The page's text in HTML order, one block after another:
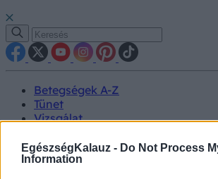
EgészségKalauz - Do Not Process
Information
Betegségek A-Z
Tünet
Vizsgálat
Életmódváltás
Kutatás